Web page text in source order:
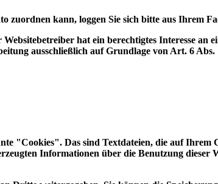
zuordnen kann, loggen Sie sich bitte aus Ihrem
hat ein berechtigtes Interesse an
ausschließlich auf Grundlage von Art. 6
"Cookies". Das sind Textdateien, die auf Ihrem
Informationen über die Benutzung dieser